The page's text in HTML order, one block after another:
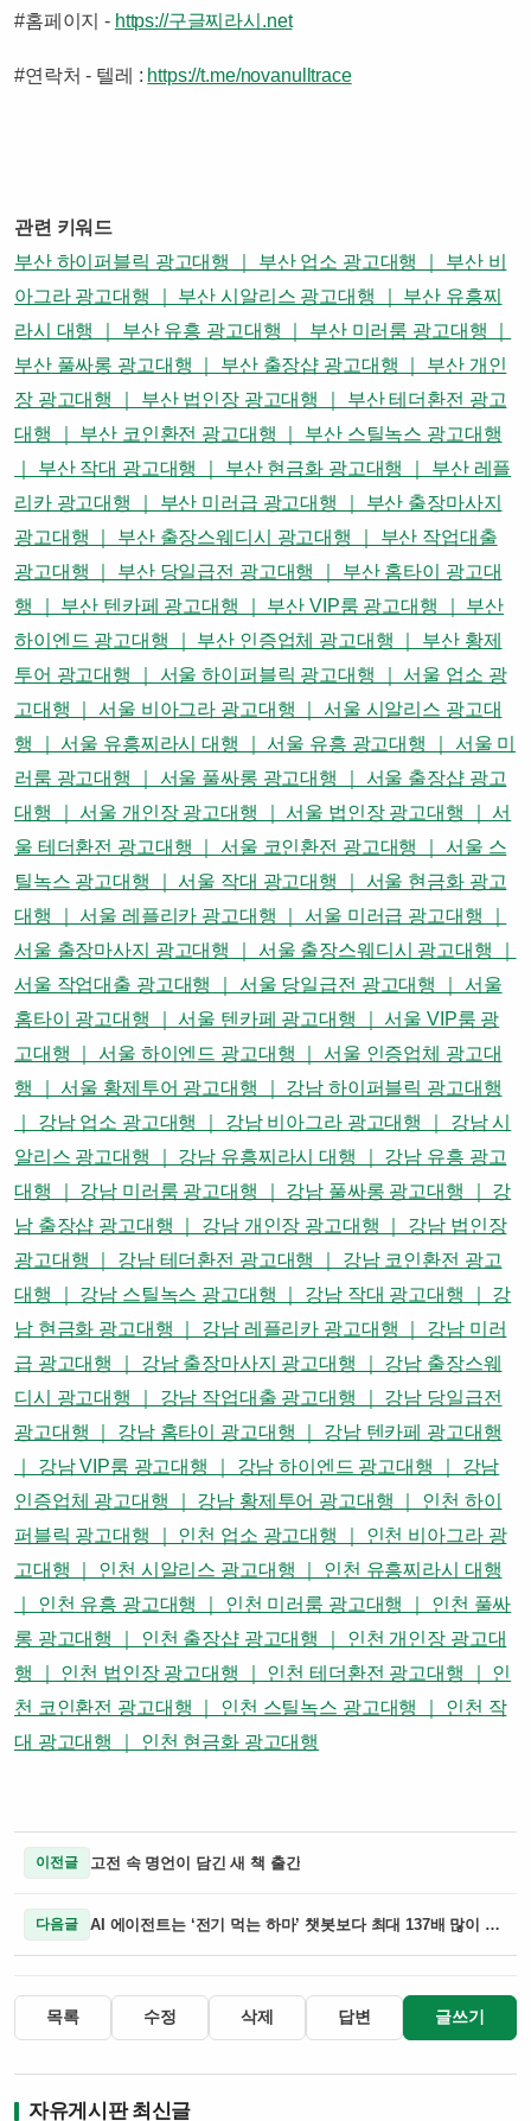
#홈페이지 - https://구글찌라시.net
#연락처 - 텔레 : https://t.me/novanulltrace
관련 키워드
부산 하이퍼블릭 광고대행 ｜ 부산 업소 광고대행 ｜ 부산 비
아그라 광고대행 ｜ 부산 시알리스 광고대행 ｜ 부산 유흥찌
라시 대행 ｜ 부산 유흥 광고대행 ｜ 부산 미러룸 광고대행 ｜
부산 풀싸롱 광고대행 ｜ 부산 출장샵 광고대행 ｜ 부산 개인
장 광고대행 ｜ 부산 법인장 광고대행 ｜ 부산 테더환전 광고
대행 ｜ 부산 코인환전 광고대행 ｜ 부산 스틸녹스 광고대행
｜ 부산 작대 광고대행 ｜ 부산 현금화 광고대행 ｜ 부산 레플
리카 광고대행 ｜ 부산 미러급 광고대행 ｜ 부산 출장마사지
광고대행 ｜ 부산 출장스웨디시 광고대행 ｜ 부산 작업대출
광고대행 ｜ 부산 당일급전 광고대행 ｜ 부산 홈타이 광고대
행 ｜ 부산 텐카페 광고대행 ｜ 부산 VIP룸 광고대행 ｜ 부산
하이엔드 광고대행 ｜ 부산 인증업체 광고대행 ｜ 부산 황제
투어 광고대행 ｜ 서울 하이퍼블릭 광고대행 ｜ 서울 업소 광
고대행 ｜ 서울 비아그라 광고대행 ｜ 서울 시알리스 광고대
행 ｜ 서울 유흥찌라시 대행 ｜ 서울 유흥 광고대행 ｜ 서울 미
러룸 광고대행 ｜ 서울 풀싸롱 광고대행 ｜ 서울 출장샵 광고
대행 ｜ 서울 개인장 광고대행 ｜ 서울 법인장 광고대행 ｜ 서
울 테더환전 광고대행 ｜ 서울 코인환전 광고대행 ｜ 서울 스
틸녹스 광고대행 ｜ 서울 작대 광고대행 ｜ 서울 현금화 광고
대행 ｜ 서울 레플리카 광고대행 ｜ 서울 미러급 광고대행 ｜
서울 출장마사지 광고대행 ｜ 서울 출장스웨디시 광고대행 ｜
서울 작업대출 광고대행 ｜ 서울 당일급전 광고대행 ｜ 서울
홈타이 광고대행 ｜ 서울 텐카페 광고대행 ｜ 서울 VIP룸 광
고대행 ｜ 서울 하이엔드 광고대행 ｜ 서울 인증업체 광고대
행 ｜ 서울 황제투어 광고대행 ｜ 강남 하이퍼블릭 광고대행
｜ 강남 업소 광고대행 ｜ 강남 비아그라 광고대행 ｜ 강남 시
알리스 광고대행 ｜ 강남 유흥찌라시 대행 ｜ 강남 유흥 광고
대행 ｜ 강남 미러룸 광고대행 ｜ 강남 풀싸롱 광고대행 ｜ 강
남 출장샵 광고대행 ｜ 강남 개인장 광고대행 ｜ 강남 법인장
광고대행 ｜ 강남 테더환전 광고대행 ｜ 강남 코인환전 광고
대행 ｜ 강남 스틸녹스 광고대행 ｜ 강남 작대 광고대행 ｜ 강
남 현금화 광고대행 ｜ 강남 레플리카 광고대행 ｜ 강남 미러
급 광고대행 ｜ 강남 출장마사지 광고대행 ｜ 강남 출장스웨
디시 광고대행 ｜ 강남 작업대출 광고대행 ｜ 강남 당일급전
광고대행 ｜ 강남 홈타이 광고대행 ｜ 강남 텐카페 광고대행
｜ 강남 VIP룸 광고대행 ｜ 강남 하이엔드 광고대행 ｜ 강남
인증업체 광고대행 ｜ 강남 황제투어 광고대행 ｜ 인천 하이
퍼블릭 광고대행 ｜ 인천 업소 광고대행 ｜ 인천 비아그라 광
고대행 ｜ 인천 시알리스 광고대행 ｜ 인천 유흥찌라시 대행
｜ 인천 유흥 광고대행 ｜ 인천 미러룸 광고대행 ｜ 인천 풀싸
롱 광고대행 ｜ 인천 출장샵 광고대행 ｜ 인천 개인장 광고대
행 ｜ 인천 법인장 광고대행 ｜ 인천 테더환전 광고대행 ｜ 인
천 코인환전 광고대행 ｜ 인천 스틸녹스 광고대행 ｜ 인천 작
대 광고대행 ｜ 인천 현금화 광고대행
이전글 고전 속 명언이 담긴 새 책 출간
다음글 AI 에이전트는 ‘전기 먹는 하마’ 챗봇보다 최대 137배 많이 쓴다
목록 수정 삭제 답변 글쓰기
자유게시판 최신글